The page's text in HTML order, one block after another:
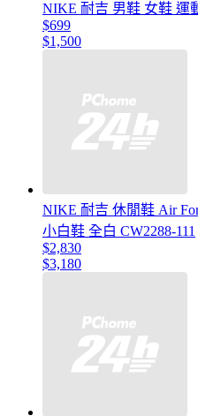
NIKE 耐吉 男鞋 女鞋 運
$699
$1,500
NIKE 耐吉 休閒鞋 Air
小白鞋 全白 CW2288-111
$2,830
$3,180